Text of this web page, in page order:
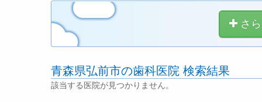
さら
青森県弘前市の歯科医院 検索結果
該当する医院が見つかりません。